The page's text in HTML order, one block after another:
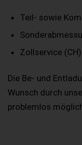
Teil- sowie
Zollservice (CH)
Die Be- und
Wunsch durch
problemlos